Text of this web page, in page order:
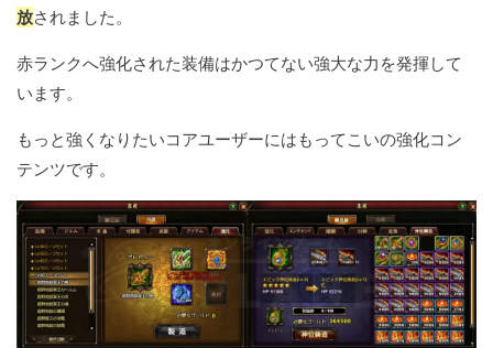
放されました。
赤ランクへ強化された装備はかつてない強大な力を発揮して
います。
もっと強くなりたいコアユーザーにはもってこいの強化コン
テンツです。